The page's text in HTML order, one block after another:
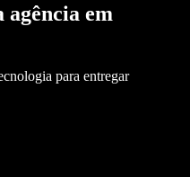
agência em
para entregar